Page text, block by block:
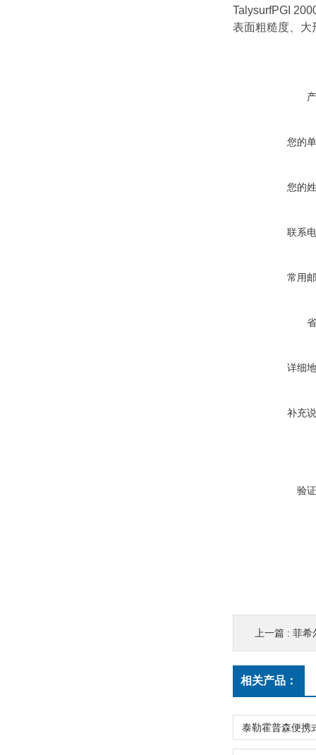
TalysurfPGI
表面粗糙度、大
您的
您的
联系
常用
详细
补充
验
上一篇 : 菲希
相关产品：